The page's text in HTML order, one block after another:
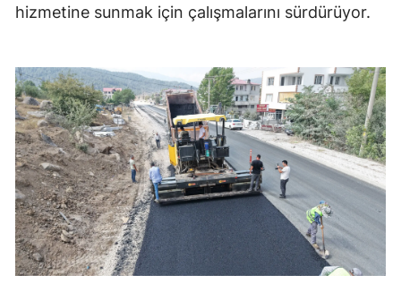
hizmetine sunmak için çalışmalarını sürdürüyor.